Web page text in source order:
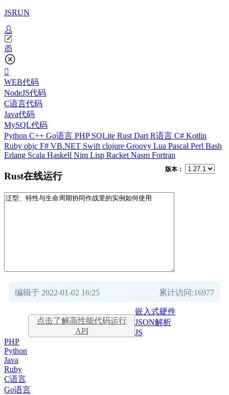
JSRUN
WEB代码
NodeJS代码
C语言代码
Java代码
MySQL代码
Python C++ Go语言 PHP SQLite Rust Dart R语言 C# Kotlin
Ruby objc F# VB.NET Swift clojure Groovy Lua Pascal Perl Bash
Erlang Scala Haskell Nim Lisp Racket Nasm Fortran
Rust在线运行
版本：
编辑于 2022-01-02 16:25 累计访问:16977
点击了解高性能代码运行
API
嵌入式硬件
JSON解析
JS
PHP
Python
Java
Ruby
C语言
Go语言